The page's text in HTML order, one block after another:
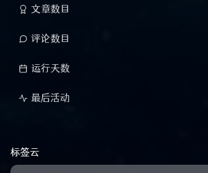
文章数目
评论数目
运行天数
最后活动
标签云